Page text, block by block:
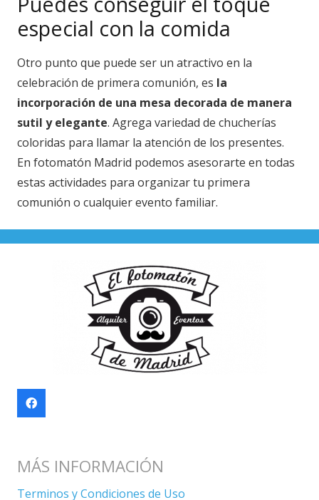
especial con la comida
Otro punto que puede ser un atractivo en la
celebración de primera comunión, es la
incorporación de una mesa decorada de manera
sutil y elegante. Agrega variedad de chucherías
coloridas para llamar la atención de los presentes.
En fotomatón Madrid podemos asesorarte en todas
estas actividades para organizar tu primera
comunión o cualquier evento familiar.
MÁS INFORMACIÓN
Terminos y Condiciones de Uso